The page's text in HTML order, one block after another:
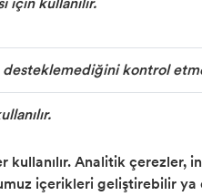
desteklemediğini kontrol
Analitik çerezler,
içerikleri geliştirebilir ya